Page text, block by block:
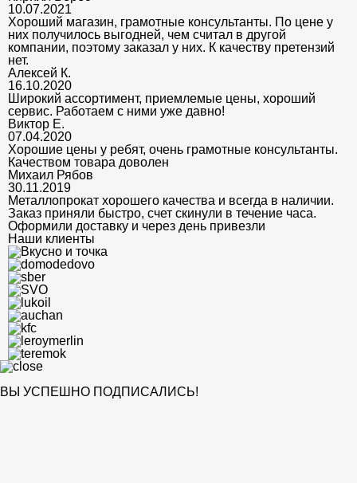
10.07.2021
Хороший магазин, грамотные консультанты. По цене у
них получилось выгодней, чем считал в другой
компании, поэтому заказал у них. К качеству претензий
нет.
Алексей К.
16.10.2020
Широкий ассортимент, приемлемые цены, хороший
сервис. Работаем с ними уже давно!
Виктор Е.
07.04.2020
Хорошие цены у ребят, очень грамотные консультанты.
Качеством товара доволен
Михаил Рябов
30.11.2019
Металлопрокат хорошего качества и всегда в наличии.
Заказ приняли быстро, счет скинули в течение часа.
Оформили доставку и через день привезли
Наши клиенты
ВЫ УСПЕШНО ПОДПИСАЛИСЬ!